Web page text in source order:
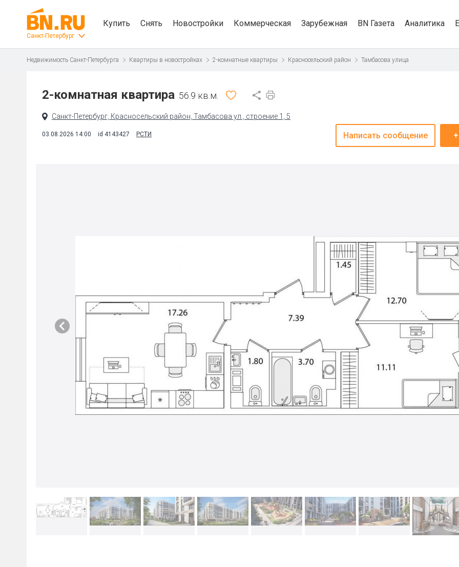
Санкт-Петербург
Купить Снять Новостройки Коммерческая Зарубежная BN Газета Аналитика
Недвижимость Санкт-Петербурга Квартиры в новостройках 2-комнатные квартиры Красносельский район Тамбасова улица
2-комнатная квартира 56.9 кв.м.
Санкт-Петербург, Красносельский район, Тамбасова ул., строение 1, 5
03.08.2026 14:00 id 4143427 РСТИ Написать сообщение